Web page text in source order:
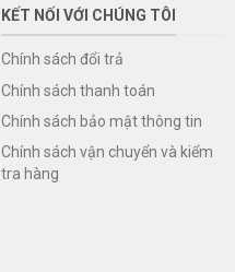
KẾT NỐI VỚI CHÚNG TÔI
Chính sách đổi trả
Chính sách thanh toán
Chính sách bảo mật thông tin
Chính sách vận chuyển và kiểm
tra hàng